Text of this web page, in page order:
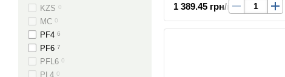
1 389.45 грн/шт.
KZS 0
MC 0
PF4 6
PF6 7
PFL6 0
PL4 0